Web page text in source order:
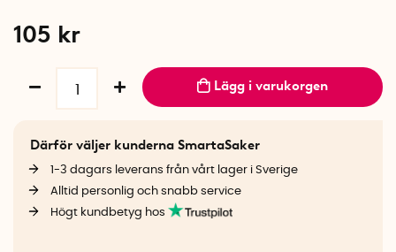
105 kr
Lägg i varukorgen
Därför väljer kunderna SmartaSaker
1-3 dagars leverans från vårt lager i Sverige
Alltid personlig och snabb service
Högt kundbetyg hos